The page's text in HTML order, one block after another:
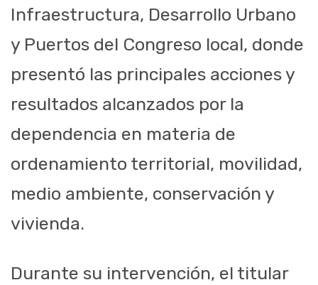
Infraestructura, Desarrollo Urbano
y Puertos del Congreso local, donde
presentó las principales acciones y
resultados alcanzados por la
dependencia en materia de
ordenamiento territorial, movilidad,
medio ambiente, conservación y
vivienda.
Durante su intervención, el titular